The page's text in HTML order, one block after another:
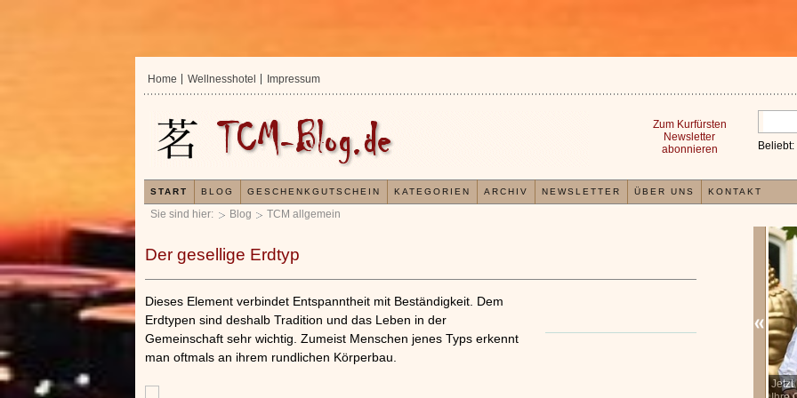
Sie sind hier: Blog TCM allgemein
Der gesellige Erdtyp
Dieses Element verbindet Entspanntheit mit Beständigkeit. Dem
Erdtypen sind deshalb Tradition und das Leben in der
Gemeinschaft sehr wichtig. Zumeist Menschen jenes Typs erkennt
man oftmals an ihrem rundlichen Körperbau.
Jetzt
Home Wellnesshotel Impressum
Beliebt:
Zum Kurfürsten
Newsletter
abonnieren
START BLOG GESCHENKGUTSCHEIN KATEGORIEN ARCHIV NEWSLETTER ÜBER UNS KONTAKT